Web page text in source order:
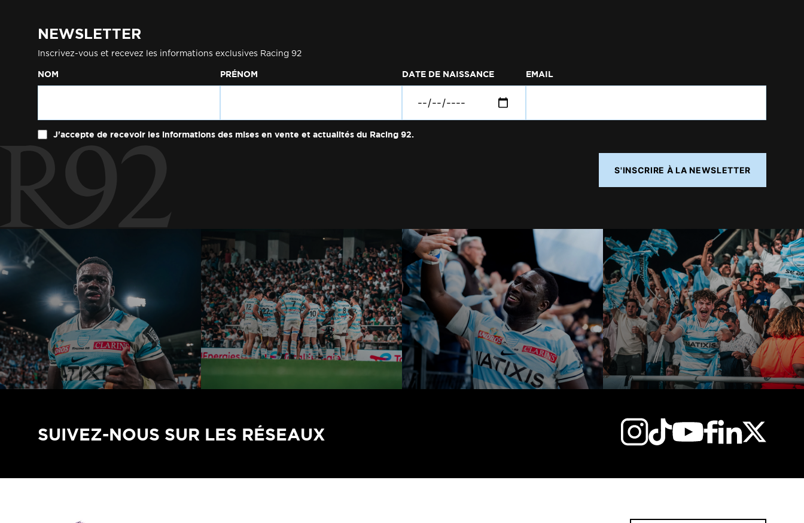
NEWSLETTER
Inscrivez-vous et recevez les informations exclusives Racing 92
NOM PRÉNOM DATE DE NAISSANCE EMAIL
J'accepte de recevoir les informations des mises en vente et actualités du Racing 92.
S'INSCRIRE À LA NEWSLETTER
SUIVEZ-NOUS SUR LES RÉSEAUX